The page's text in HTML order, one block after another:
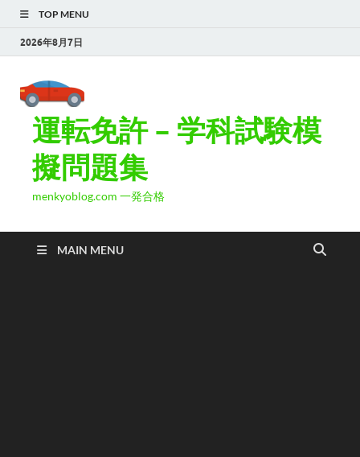
TOP MENU
2026年8月7日
運転免許 – 学科試験模
擬問題集
menkyoblog.com 一発合格
MAIN MENU